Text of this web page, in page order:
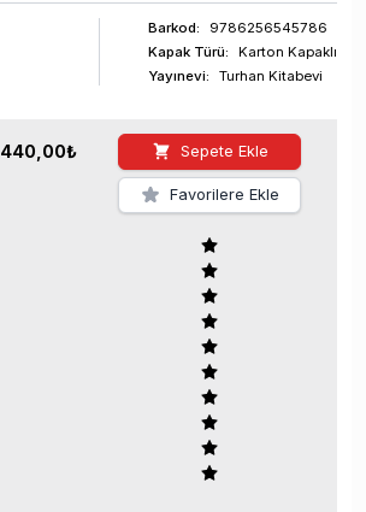
Barkod:
9786256545786
Kapak Türü:
Karton Kapaklı
Yayınevi:
Turhan Kitabevi
440,00₺ Sepete Ekle
Favorilere Ekle